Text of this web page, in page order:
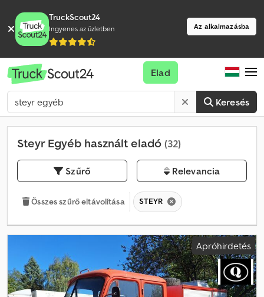
TruckScout24
Ingyenes az üzletben Az alkalmazásba
Keresés
Elad
Steyr Egyéb használt eladó (32)
Szűrő Relevancia
Összes szűrő eltávolítása STEYR
Apróhirdetés